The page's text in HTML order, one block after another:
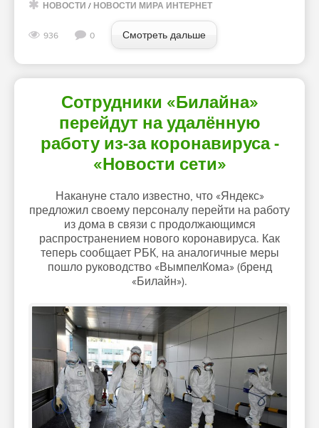
НОВОСТИ / НОВОСТИ МИРА ИНТЕРНЕТ
936 0 Смотреть дальше
Сотрудники «Билайна»
перейдут на удалённую
работу из-за коронавируса -
«Новости сети»
Накануне стало известно, что «Яндекс»
предложил своему персоналу перейти на работу
из дома в связи с продолжающимся
распространением нового коронавируса. Как
теперь сообщает РБК, на аналогичные меры
пошло руководство «ВымпелКома» (бренд
«Билайн»).